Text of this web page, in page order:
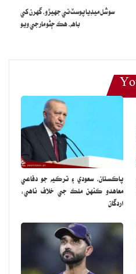
چئي ڇڏيو آهي ته کاڌي ۾ ديسي ڪڪڙ
ڏيڻ کان منع ڪري ڇڏيو آهي.
ذريعن موجب، عمران خان کي گذريل 15 ڏينهن دوران کاڌي ۾ ٻه ڀيرا ديسي
کان وڌيڪ خرچ ٿيا جيڪي سندس
سوشل ميڊيا پوسٽ تي جهيڙو، گھرن کي
باهه، هڪ ڄڻو مارجي ويو
پاڪستان، سعودي ۽ ترڪيه جو دفاعي
معاهدو ڪنهن ملڪ جي خلاف ناهي:
اردگان